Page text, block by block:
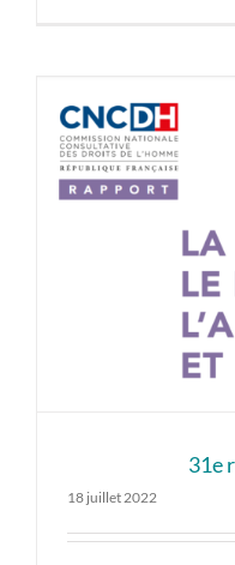
31e
18 juillet 2022